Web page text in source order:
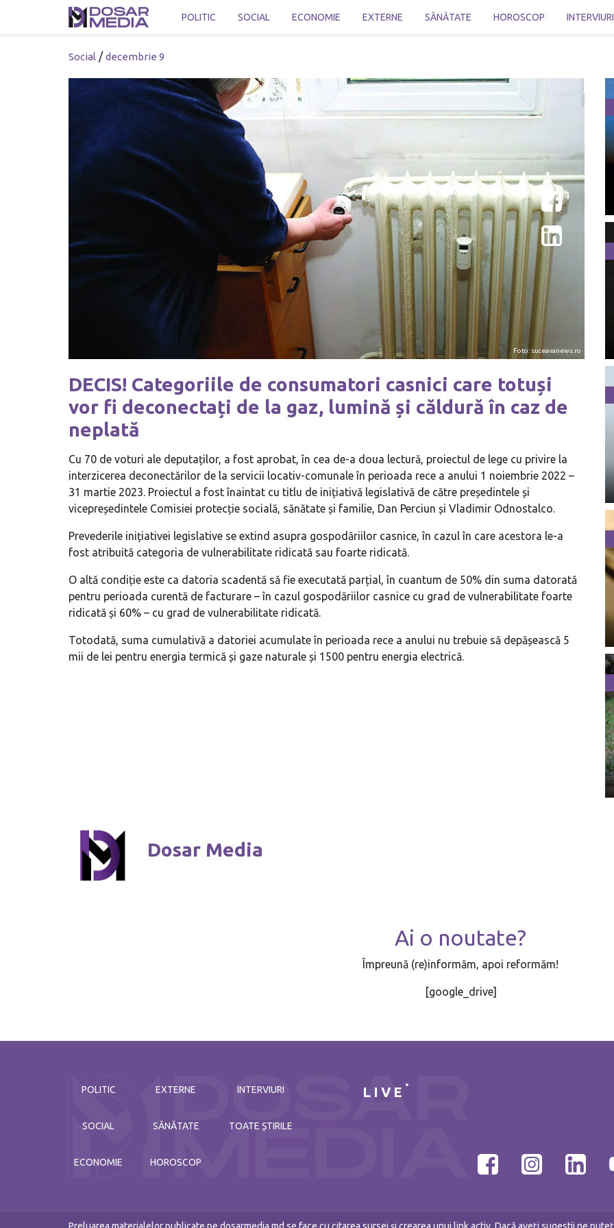
POLITIC SOCIAL ECONOMIE EXTERNE SĂNĂTATE HOROSCOP INTERVIURI
Social /decembrie 9
Foto: suceavanews.ro
DECIS! Categoriile de consumatori casnici care totuși
vor fi deconectați de la gaz, lumină și căldură în caz de
neplată
Cu 70 de voturi ale deputaților, a fost aprobat, în cea de-a doua lectură, proiectul de lege cu privire la
interzicerea deconectărilor de la servicii locativ-comunale în perioada rece a anului 1 noiembrie 2022 –
31 martie 2023. Proiectul a fost înaintat cu titlu de inițiativă legislativă de către președintele și
vicepreședintele Comisiei protecție socială, sănătate și familie, Dan Perciun și Vladimir Odnostalco.
Prevederile inițiativei legislative se extind asupra gospodăriilor casnice, în cazul în care acestora le-a
fost atribuită categoria de vulnerabilitate ridicată sau foarte ridicată.
O altă condiție este ca datoria scadentă să fie executată parțial, în cuantum de 50% din suma datorată
pentru perioada curentă de facturare – în cazul gospodăriilor casnice cu grad de vulnerabilitate foarte
ridicată și 60% – cu grad de vulnerabilitate ridicată.
Totodată, suma cumulativă a datoriei acumulate în perioada rece a anului nu trebuie să depășească 5
mii de lei pentru energia termică și gaze naturale și 1500 pentru energia electrică.
Dosar Media
Ai o noutate?
Împreună (re)informăm, apoi reformăm!
[google_drive]
POLITIC
SOCIAL
ECONOMIE
EXTERNE
SĂNĂTATE
HOROSCOP
INTERVIURI
TOATE ȘTIRILE
LIVE